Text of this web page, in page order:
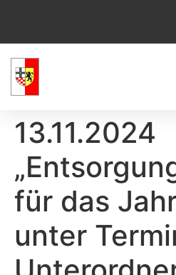
13.11.2024
für das
unter